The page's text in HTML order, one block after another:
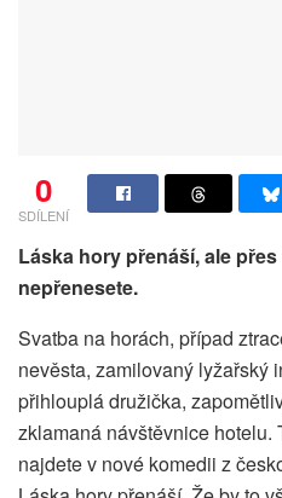
0
SDÍLENÍ
Láska hory přenáší, ale
nepřenesete.
Svatba na horách, případ
nevěsta, zamilovaný lyžařský
přihlouplá družička,
zklamaná návštěvnice hotelu.
najdete v nové komedii z